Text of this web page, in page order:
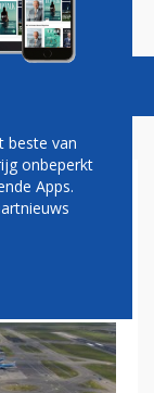
Vacatures
OP
beste van
onbeperkt
Apps.